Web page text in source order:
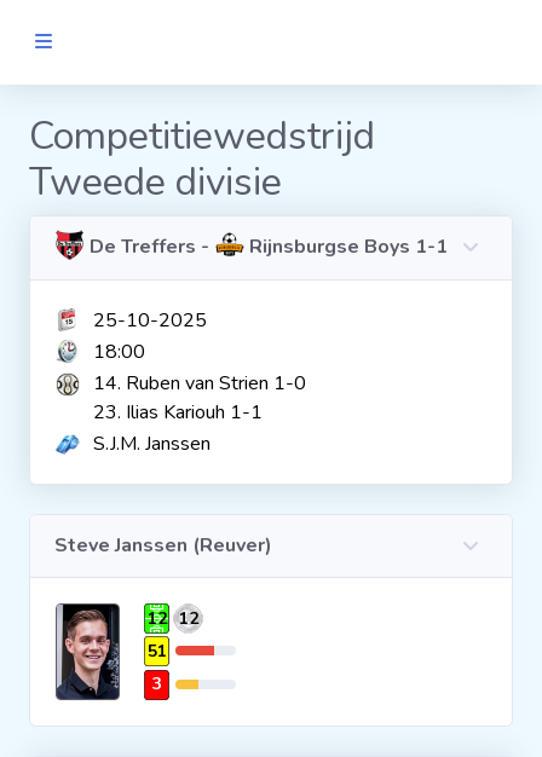
Clubs
Wedstrijden
Statistieken
Voetbalpiramide
Clubs
Wedstrijden
Statistieken
Competitiewedstrijd
Tweede divisie
De Treffers - Rijnsburgse Boys 1-1
25-10-2025
18:00
14. Ruben van Strien 1-0
23. Ilias Kariouh 1-1
S.J.M. Janssen
Steve Janssen (Reuver)
12 12
51
3